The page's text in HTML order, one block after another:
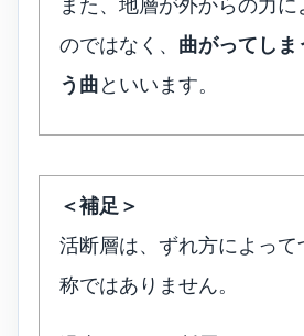
また、地層が外からの力に
のではなく、 曲がってしま
う曲といいます。
＜補足＞
活断層は、ずれ方によって
称ではありません。